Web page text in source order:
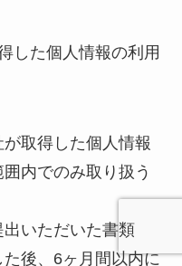
した個人情報の利用
取得した個人情報
内でのみ取り扱う
いただいた書類
後、6ヶ月間以内に